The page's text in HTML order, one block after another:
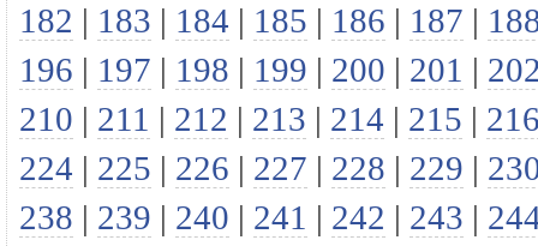
182 | 183 | 184 | 185 | 186 | 187 |
196 | 197 | 198 | 199 | 200 | 201 |
210 | 211 | 212 | 213 | 214 | 215 |
224 | 225 | 226 | 227 | 228 | 229 |
238 | 239 | 240 | 241 | 242 | 243 |